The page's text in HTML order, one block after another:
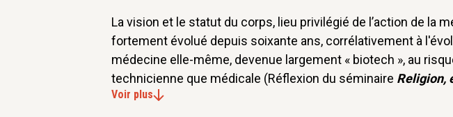
La vision et le statut du corps, lieu privilégié de l’action de la
fortement évolué depuis soixante ans, corrélativement à
médecine elle-même, devenue largement « biotech », au
technicienne que médicale (Réflexion du séminaire Religion,
médecine bio-technicienne
Voir plus